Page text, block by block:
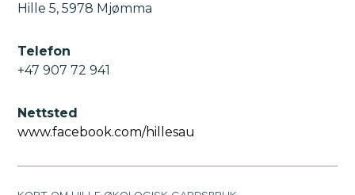
Hille 5, 5978 Mjømma
Telefon
+47 907 72 941
Nettsted
www.facebook.com/hillesau